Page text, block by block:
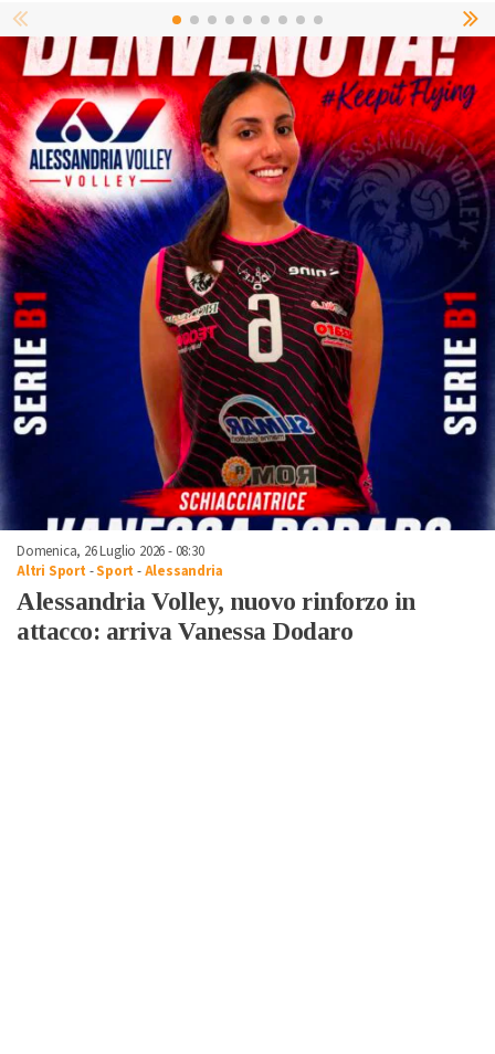
Domenica, 26 Luglio 2026 - 08:30
Altri Sport -Sport -Alessandria
Alessandria Volley, nuovo rinforzo in
attacco: arriva Vanessa Dodaro